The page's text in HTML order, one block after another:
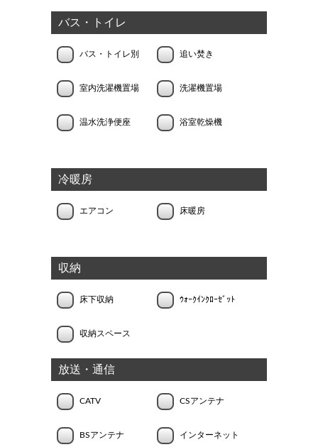
バス・トイレ
バス・トイレ別 追い焚き
室内洗濯機置場 洗濯機置場
温水洗浄便座 浴室乾燥機
冷暖房
エアコン 床暖房
収納
床下収納 ｳｫｰｸｲﾝｸﾛｰｾﾞｯﾄ
収納スペース
放送・通信
CATV CSアンテナ
BSアンテナ インターネット